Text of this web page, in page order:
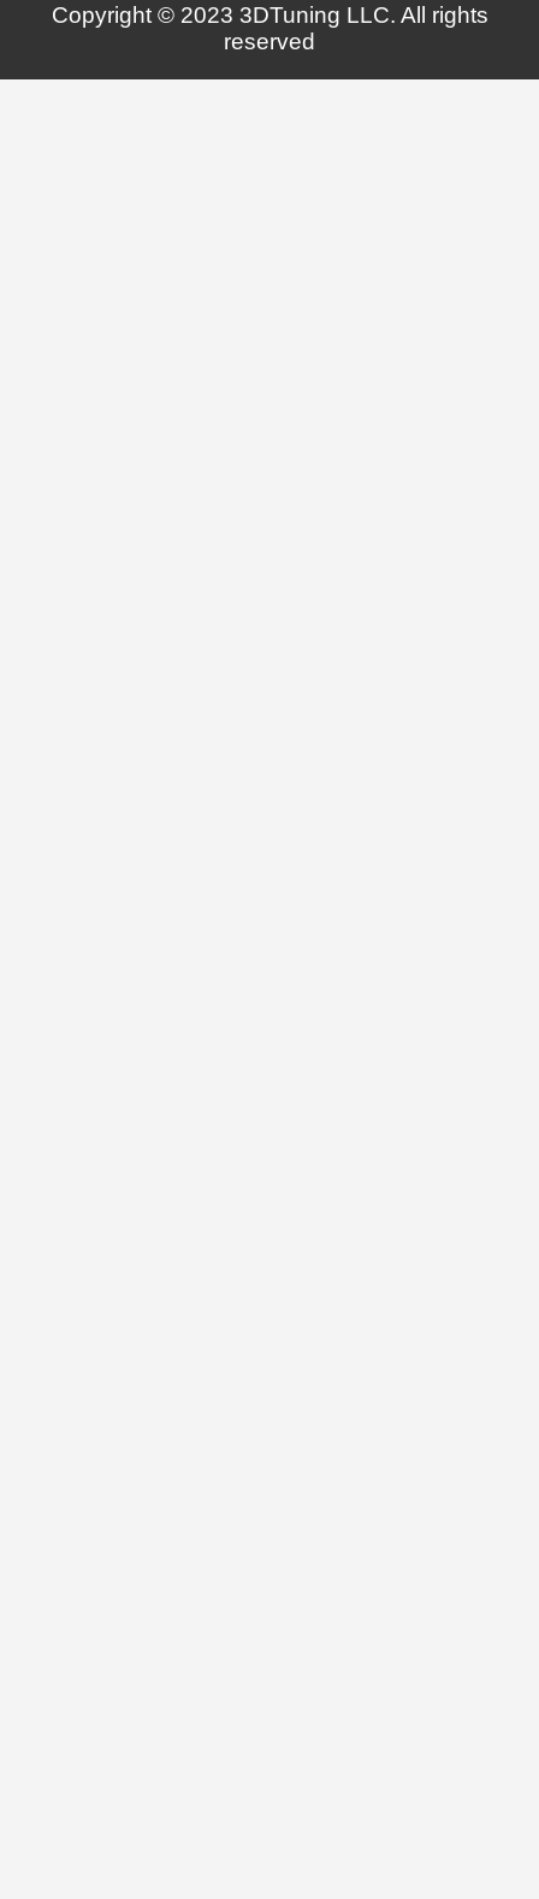
Copyright © 2023 3DTuning LLC. All rights
reserved